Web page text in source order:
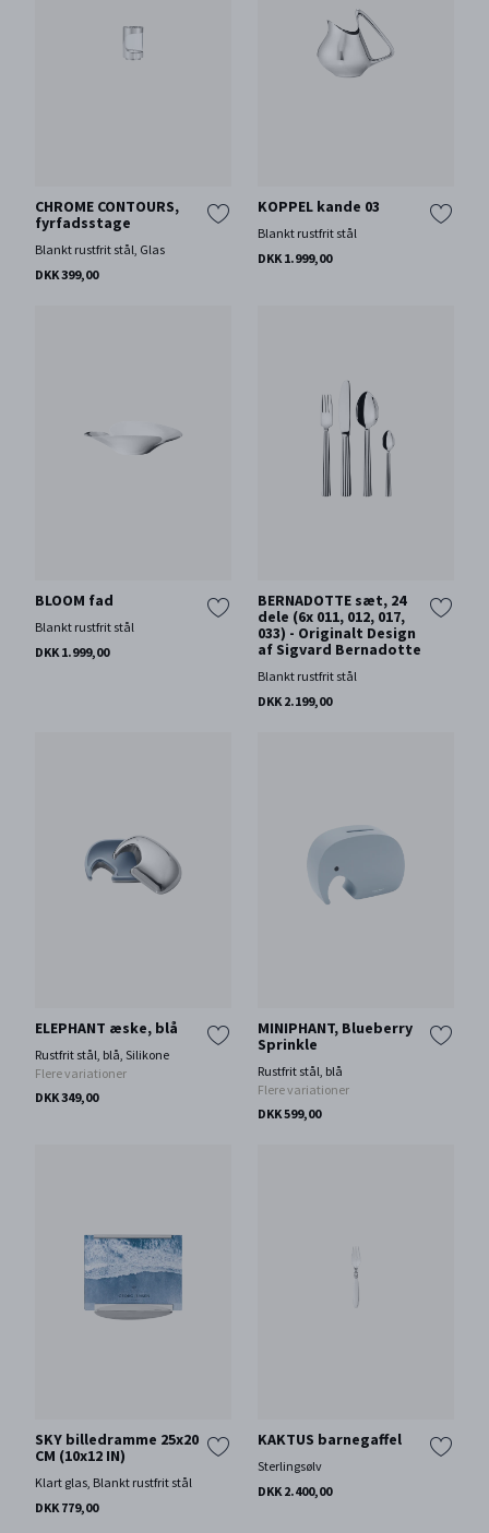
CHROME CONTOURS,
fyrfadsstage
Blankt rustfrit stål, Glas
DKK 399,00
KOPPEL kande 03
Blankt rustfrit stål
DKK 1.999,00
BLOOM fad
Blankt rustfrit stål
DKK 1.999,00
BERNADOTTE sæt, 24
dele (6x 011, 012, 017,
033) - Originalt Design
af Sigvard Bernadotte
Blankt rustfrit stål
DKK 2.199,00
ELEPHANT æske, blå
Rustfrit stål, blå, Silikone
Flere variationer
DKK 349,00
MINIPHANT, Blueberry
Sprinkle
Rustfrit stål, blå
Flere variationer
DKK 599,00
SKY billedramme 25x20
CM (10x12 IN)
Klart glas, Blankt rustfrit stål
DKK 779,00
KAKTUS barnegaffel
Sterlingsølv
DKK 2.400,00